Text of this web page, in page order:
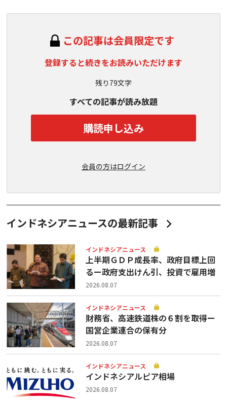
この記事は会員限定です
登録すると続きをお読みいただけます
残り79文字
すべての記事が読み放題
購読申し込み
会員の方はログイン
インドネシアニュースの最新記事
インドネシアニュース
上半期ＧＤＰ成長率、政府目標上回
るー政府支出けん引、投資で雇用増
2026.08.07
インドネシアニュース
財務省、高速鉄道株の６割を取得ー
国営企業連合の保有分
2026.08.07
インドネシアニュース
インドネシアルピア相場
2026.08.07